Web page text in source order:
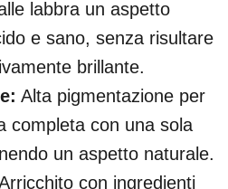
labbra un aspetto
e sano, senza risultare
brillante.
Alta pigmentazione per
completa con una sola
un aspetto naturale.
con ingredienti